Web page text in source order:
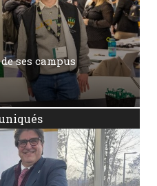
ses campus